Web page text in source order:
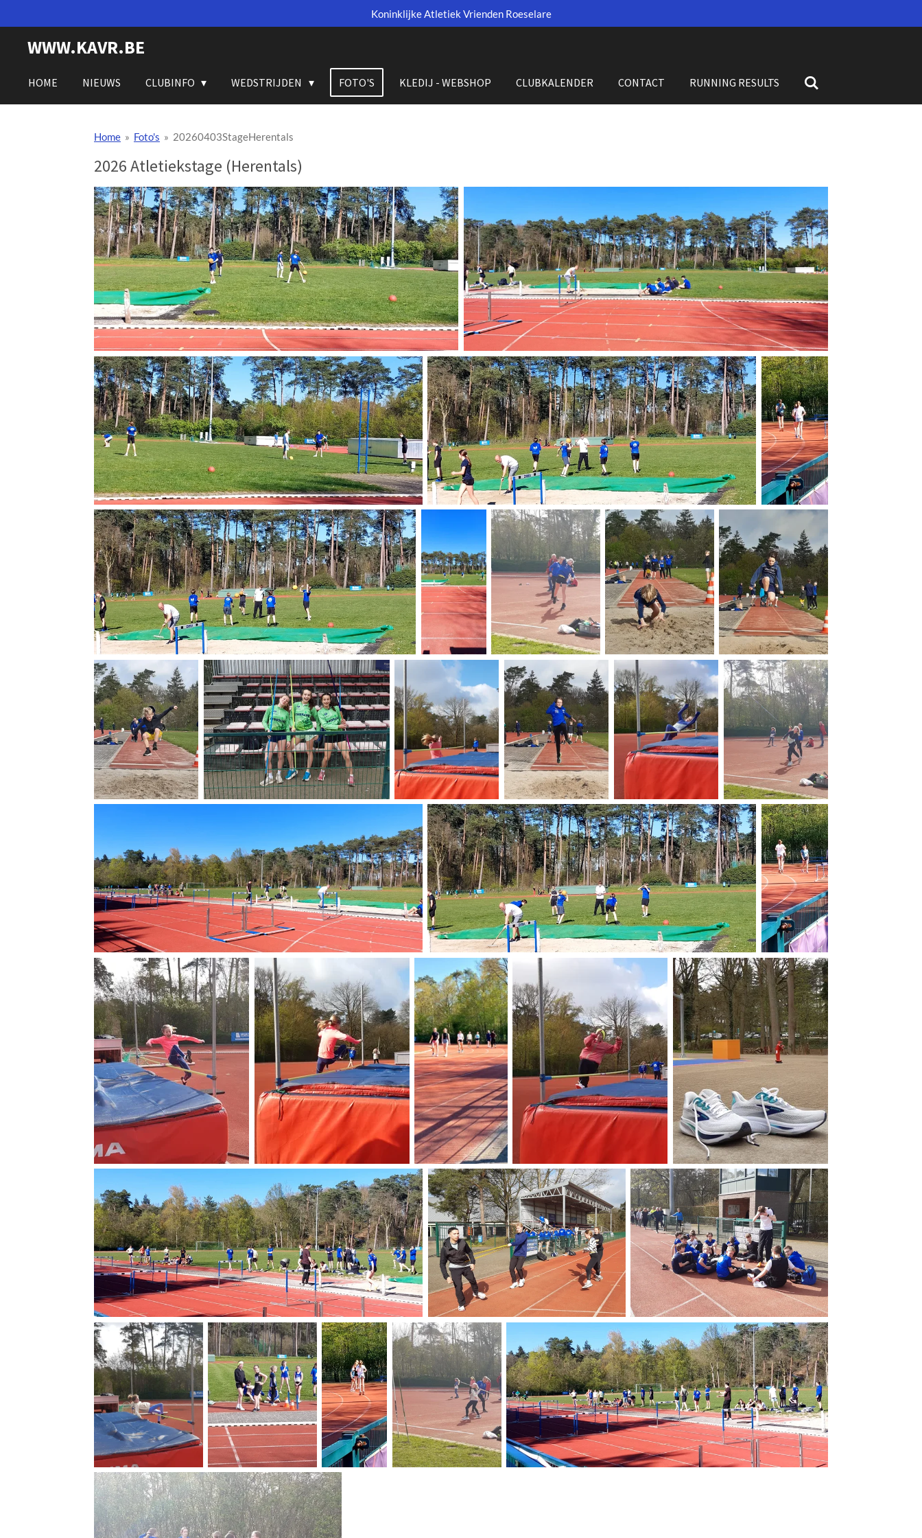
direct
hoofdinhoud
Koninklijke Atletiek Vrienden Roeselare
WWW.KAVR.BE
HOME NIEUWS CLUBINFO WEDSTRIJDEN FOTO'S KLEDIJ - WEBSHOP CLUBKALENDER CONTACT RUNNING RESULTS
Home » Foto's » 20260403StageHerentals
2026 Atletiekstage (Herentals)